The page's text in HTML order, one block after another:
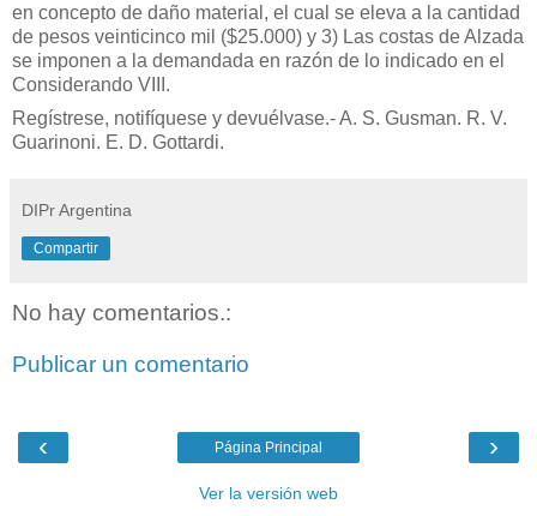
en concepto de daño material, el cual se eleva a la cantidad
de pesos veinticinco mil ($25.000) y 3) Las costas de Alzada
se imponen a la demandada en razón de lo indicado en el
Considerando VIII.
Regístrese, notifíquese y devuélvase.- A. S. Gusman. R. V.
Guarinoni. E. D. Gottardi.
DIPr Argentina
Compartir
No hay comentarios.:
Publicar un comentario
‹ ›
Página Principal
Ver la versión web